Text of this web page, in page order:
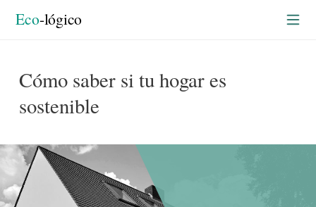
Eco-lógico
Construyendo en verde
Cómo saber si tu hogar es
sostenible